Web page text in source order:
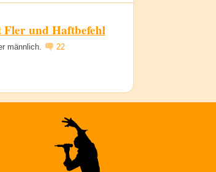
und Haftbefehl
männlich. 22